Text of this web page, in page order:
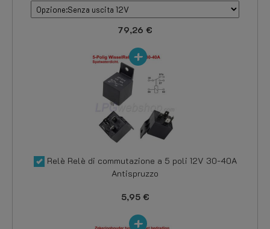
79,26 €
Relè Relè di commutazione a 5 poli 12V 30-40A
Antispruzzo
5,95 €